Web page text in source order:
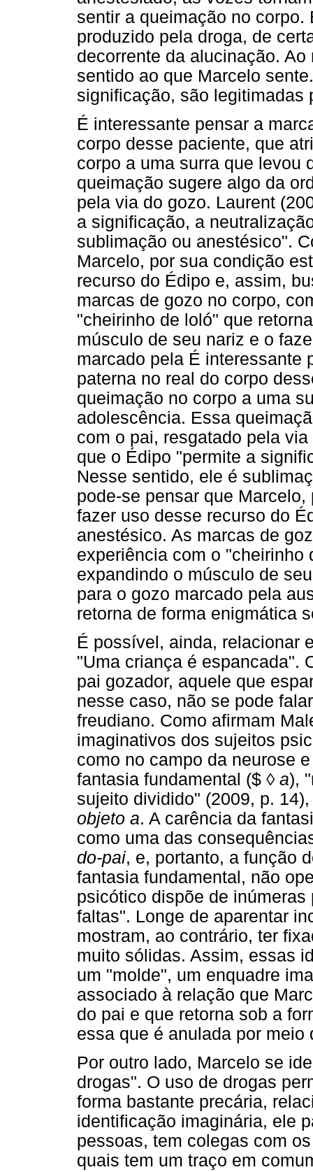
sentir a queimação no
produzido pela droga, de
decorrente da alucinação.
sentido ao que Marcelo
significação, são legitimadas
É interessante pensar a
corpo desse paciente, que
corpo a uma surra que levou
queimação sugere algo da
pela via do gozo. Laurent
a significação, a
sublimação ou anestésico".
Marcelo, por sua condição
recurso do Édipo e, assim,
marcas de gozo no corpo,
"cheirinho de loló" que
músculo de seu nariz e o
marcado pela É interessante
paterna no real do corpo
queimação no corpo a uma
adolescência. Essa
com o pai, resgatado pela
que o Édipo "permite a
Nesse sentido, ele é
pode-se pensar que
fazer uso desse recurso do
anestésico. As marcas de
experiência com o "cheirinho
expandindo o músculo de
para o gozo marcado pela
retorna de forma enigmática
É possível, ainda, relacionar
"Uma criança é espancada".
pai gozador, aquele que
nesse caso, não se pode
freudiano. Como afirmam
imaginativos dos sujeitos
como no campo da neurose
fantasia fundamental ($ ◊ a),
sujeito dividido" (2009, p.
objeto a. A carência da
como uma das
do-pai, e, portanto, a função
fantasia fundamental, não
psicótico dispõe de
faltas". Longe de aparentar
mostram, ao contrário, ter
muito sólidas. Assim, essas
um "molde", um enquadre
associado à relação que
do pai e que retorna sob a
essa que é anulada por meio
Por outro lado, Marcelo se
drogas". O uso de drogas
forma bastante precária,
identificação imaginária, ele
pessoas, tem colegas com
quais tem um traço em